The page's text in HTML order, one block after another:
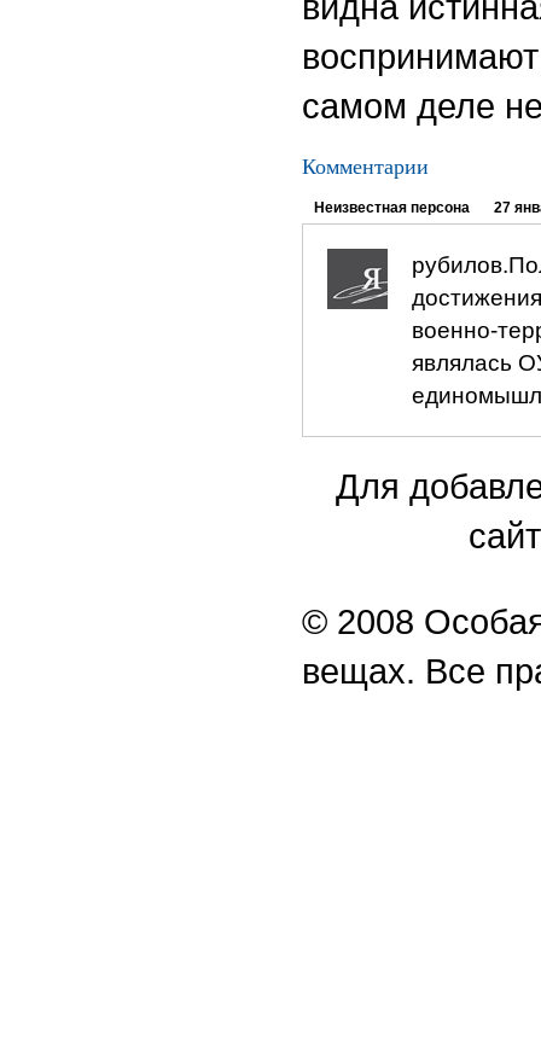
самом деле
Комментарии
Неизвестная персона 27
военно-
являлась
Для
© 2008
вещах. Все